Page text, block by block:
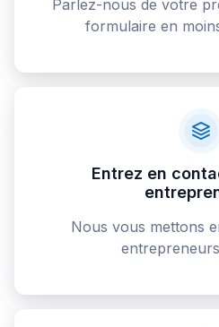
Parlez-nous de votre
formulaire en
Entrez en
Nous vous mettons